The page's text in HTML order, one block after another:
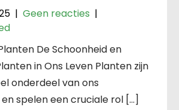
| Geen reacties |
De Schoonheid en
in Ons Leven Planten zijn
onderdeel van ons
spelen een cruciale rol […]